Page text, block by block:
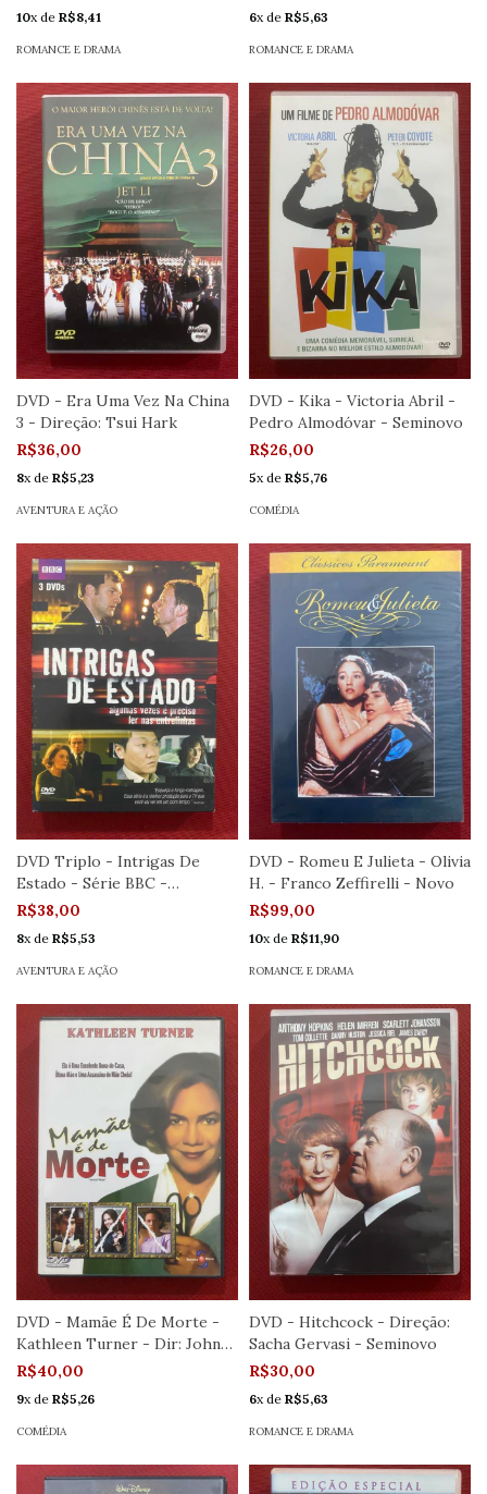
10x de R$8,41
ROMANCE E DRAMA
6x de R$5,63
ROMANCE E DRAMA
DVD - Era Uma Vez Na China
3 - Direção: Tsui Hark
R$36,00
8x de R$5,23
AVENTURA E AÇÃO
DVD - Kika - Victoria Abril -
Pedro Almodóvar - Seminovo
R$26,00
5x de R$5,76
COMÉDIA
DVD Triplo - Intrigas De
Estado - Série BBC -
Seminovo
R$38,00
8x de R$5,53
AVENTURA E AÇÃO
DVD - Romeu E Julieta - Olivia
H. - Franco Zeffirelli - Novo
R$99,00
10x de R$11,90
ROMANCE E DRAMA
DVD - Mamãe É De Morte -
Kathleen Turner - Dir: John
Waters
R$40,00
9x de R$5,26
COMÉDIA
DVD - Hitchcock - Direção:
Sacha Gervasi - Seminovo
R$30,00
6x de R$5,63
ROMANCE E DRAMA